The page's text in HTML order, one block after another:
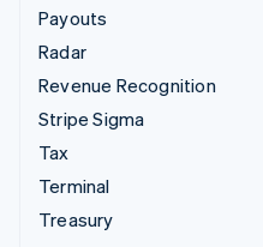
Payouts
Radar
Revenue Recognition
Stripe Sigma
Tax
Terminal
Treasury